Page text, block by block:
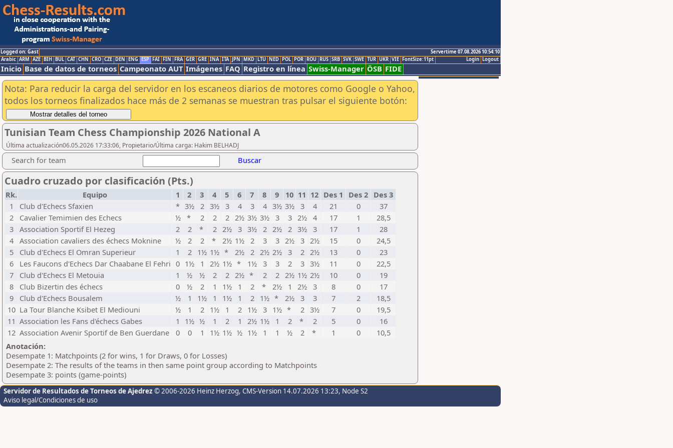
Logged on: Gast
Servertime 07.08.2026 10:54:10
Logout
Login
Arabic ARM AZE BIH BUL CAT CHN CRO CZE DEN ENG ESP FAI FIN FRA GER GRE INA ITA JPN MKD LTU NED POL POR ROU RUS SRB SVK SWE TUR UKR VIE FontSize:11pt
Inicio Base de datos de torneos Campeonato AUT Imágenes FAQ Registro en línea Swiss-Manager ÖSB FIDE
Nota: Para reducir la carga del servidor en los escaneos diarios de motores como Google o Yahoo,
todos los torneos finalizados hace más de 2 semanas se muestran tras pulsar el siguiente botón:
Tunisian Team Chess Championship 2026 National A
Última actualización06.05.2026 17:33:06, Propietario/Última carga: Hakim BELHADJ
Search for team Buscar
Cuadro cruzado por clasificación (Pts.)
Rk. Equipo 1 2 3 4 5 6 7 8 9 10 11 12 Des 1 Des 2 Des 3
1
Club d'Echecs Sfaxien * 3½ 2 3½ 3 4 3 4 3½ 3½ 3 4 21 0
37
2
Cavalier Temimien des Echecs ½ * 2 2 2 2½ 3½ 3½ 3 3 2½ 4 17 1
28,5
3 Association Sportif El Hezeg 2 2 * 2 2½ 3 3½ 2 2½ 2 3½ 3 17 1
28
4 Association cavaliers des échecs Moknine ½ 2 2 * 2½ 1½ 2 3 3 2½ 3 2½ 15 0
24,5
5
Club d'Echecs El Omran Superieur 1 2 1½ 1½ * 2½ 2 2½ 2½ 3 2 2½ 13 0
23
6
Les Faucons d'Echecs Dar Chaabane El Fehri 0 1½ 1 2½ 1½ * 1½ 3 3 2 3 3½ 11 0
22,5
7
Club d'Echecs El Metouia 1 ½ ½ 2 2 2½ * 2 2 2½ 1½ 2½ 10 0
19
8
Club Bizertin des échecs 0 ½ 2 1 1½ 1 2 * 2½ 1 2½ 3 8 0
17
9
Club d'Echecs Bousalem ½ 1 1½ 1 1½ 1 2 1½ * 2½ 3 3 7 2
18,5
10 La Tour Blanche Ksibet El Mediouni ½ 1 2 1½ 1 2 1½ 3 1½ * 2 3½ 7 0
19,5
11 Association les Fans d'échecs Gabes 1 1½ ½ 1 2 1 2½ 1½ 1 2 * 2 5 0
16
12 Association Avenir Sportif de Ben Guerdane 0 0 1 1½ 1½ ½ 1½ 1 1 ½ 2 * 1 0
10,5
Anotación:
Desempate 1: Matchpoints (2 for wins, 1 for Draws, 0 for Losses)
Desempate 2: The results of the teams in then same point group according to Matchpoints
Desempate 3: points (game-points)
Servidor de Resultados de Torneos de Ajedrez © 2006-2026 Heinz Herzog, CMS-Version 14.07.2026 13:23, Node S2
Aviso legal/Condiciones de uso